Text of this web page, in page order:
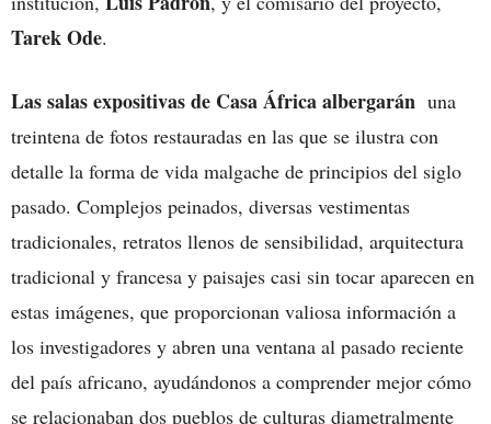
Tarek Ode.
Las salas expositivas de Casa África albergarán una
treintena de fotos restauradas en las que se ilustra con
detalle la forma de vida malgache de principios del siglo
pasado. Complejos peinados, diversas vestimentas
tradicionales, retratos llenos de sensibilidad, arquitectura
tradicional y francesa y paisajes casi sin tocar aparecen en
estas imágenes, que proporcionan valiosa información a
los investigadores y abren una ventana al pasado reciente
del país africano, ayudándonos a comprender mejor cómo
se relacionaban dos pueblos de culturas diametralmente